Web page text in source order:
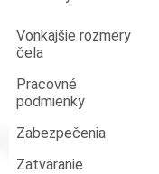
Vonkajšie rozmery
čela
Pracovné
podmienky
Zabezpečenia
Zatváranie